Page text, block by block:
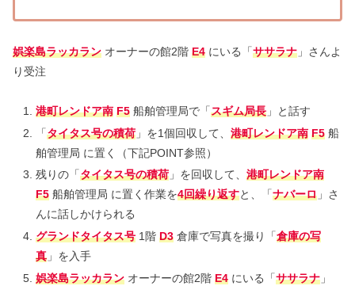
娯楽島ラッカラン オーナーの館2階 E4 にいる「ササラナ 」さんよ
り受注
港町レンドア南 F5船舶管理局で「スギム局長」と話す
「タイタス号の積荷」を1個回収して、 港町レンドア南 F5船
舶管理局 に置く（下記POINT参照）
残りの「タイタス号の積荷」を回収して、 港町レンドア南
F5船舶管理局 に置く作業を4回繰り返すと、「ナバーロ」さ
んに話しかけられる
グランドタイタス号1階 D3倉庫で写真を撮り「倉庫の写
真」を入手
娯楽島ラッカランオーナーの館2階 E4にいる「ササラナ」